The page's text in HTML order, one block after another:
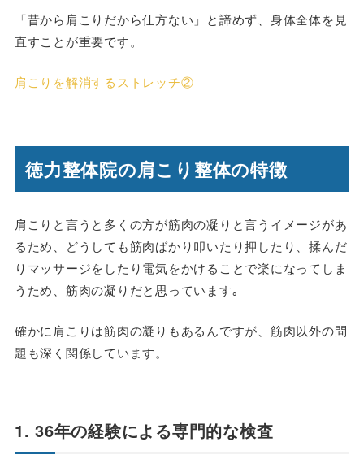
「昔から肩こりだから仕方ない」と諦めず、身体全体を見
直すことが重要です。
肩こりを解消するストレッチ②
徳力整体院の肩こり整体の特徴
肩こりと言うと多くの方が筋肉の凝りと言うイメージがあ
るため、どうしても筋肉ばかり叩いたり押したり、揉んだ
りマッサージをしたり電気をかけることで楽になってしま
うため、筋肉の凝りだと思っています｡
確かに肩こりは筋肉の凝りもあるんですが、筋肉以外の問
題も深く関係しています。
1. 36年の経験による専門的な検査